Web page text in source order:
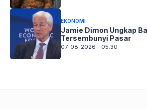
EKONOMI
Jamie Dimon Ungkap
Tersembunyi Pasar
07-08-2026 - 05.30